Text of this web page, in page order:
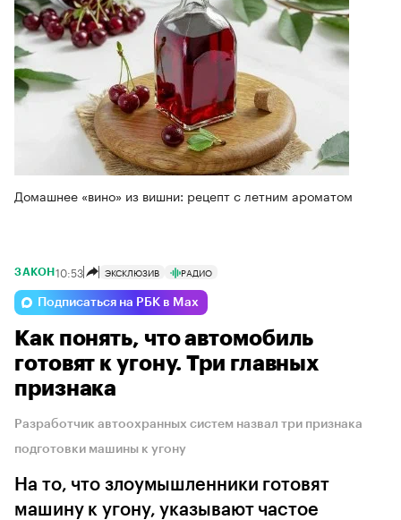
Домашнее «вино» из вишни: рецепт с летним ароматом
ЗАКОН 10:53 ЭКСКЛЮЗИВ РАДИО
Подписаться на РБК в Max
Как понять, что автомобиль
готовят к угону. Три главных
признака
Разработчик автоохранных систем назвал три признака
подготовки машины к угону
На то, что злоумышленники готовят
машину к угону, указывают частое